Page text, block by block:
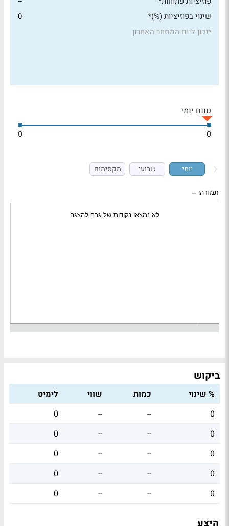
שינוי בפוזיציות (%)*
0
*נכון ליום המסחר האחרון
טווח יומי
0
0
יומי שבועי מקסימום
תמורה: --
ביקוש
% שינוי כמות שווי
לימיט
0
--
--
0
0
--
--
0
0
--
--
0
0
--
--
0
0
--
--
0